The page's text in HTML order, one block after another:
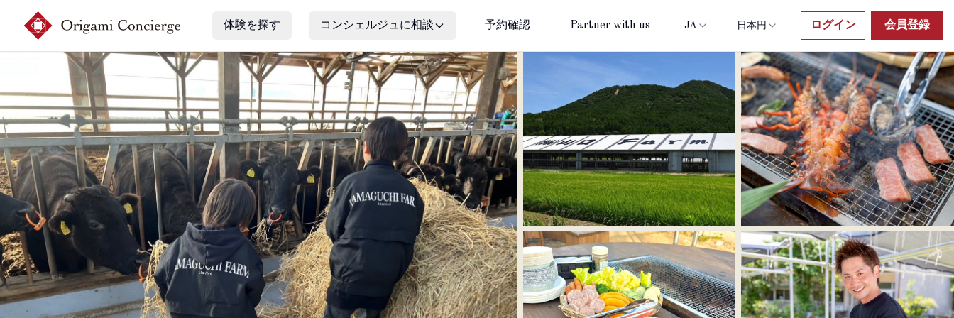
体験を探す コンシェルジュに相談 予約確認 Partner with us JA 日本円 ログイン 会員登録
員登録
グイン
体験を探す
予約確認
コンシェルジュに相談